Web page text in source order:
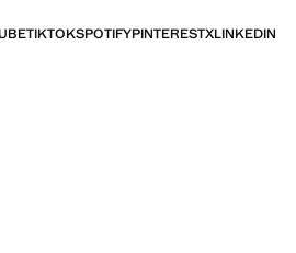
TIKTOKSPOTIFYPINTERESTXLINKEDIN